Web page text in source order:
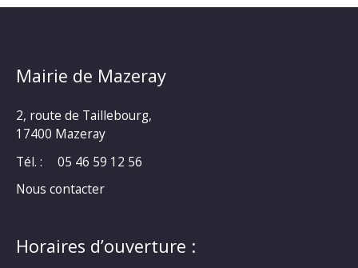
Mairie de Mazeray
2, route de Taillebourg,
17400 Mazeray
Tél. :
05 46 59 12 56
Nous contacter
Horaires d’ouverture :